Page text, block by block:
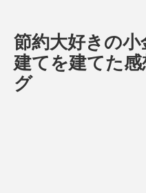
節約大好きの
建てを建てた
グ